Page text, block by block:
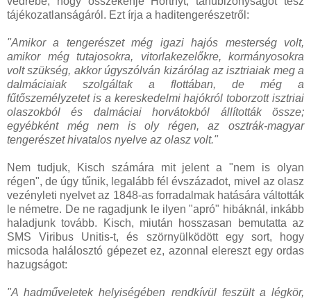
tájékozatlanságáról. Ezt írja a haditengerészetről:
"Amikor a tengerészet még igazi hajós mesterség volt,
amikor még tutajosokra, vitorlakezelőkre, kormányosokra
volt szükség, akkor úgyszólván kizárólag az isztriaiak meg a
dalmáciaiak szolgáltak a flottában, de még a
fűtőszemélyzetet is a kereskedelmi hajókról toborzott isztriai
olaszokból és dalmáciai horvátokból állították össze;
egyébként még nem is oly régen, az osztrák-magyar
tengerészet hivatalos nyelve az olasz volt."
Nem tudjuk, Kisch számára mit jelent a "nem is olyan
régen", de úgy tűnik, legalább fél évszázadot, mivel az olasz
vezényleti nyelvet az 1848-as forradalmak hatására váltották
le németre. De ne ragadjunk le ilyen "apró" hibáknál, inkább
haladjunk tovább. Kisch, miután hosszasan bemutatta az
SMS Viribus Unitis-t, és szörnyülködött egy sort, hogy
micsoda halálosztó gépezet ez, azonnal elereszt egy ordas
hazugságot:
"A hadműveletek helyiségében rendkívül feszült a légkör,